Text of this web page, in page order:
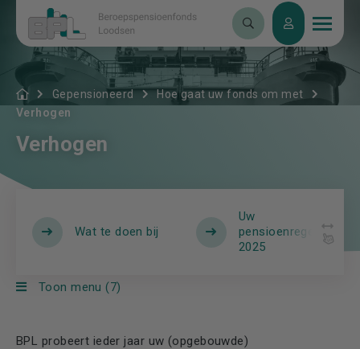
Gepensioneerd
Hoe gaat uw fonds om met
Verhogen
Verhogen
Wat te doen bij
Uw
pensioenregeling
2025
Toon menu (7)
BPL probeert ieder jaar uw (opgebouwde)